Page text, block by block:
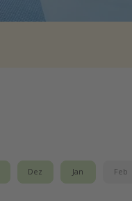
Dez Jan Feb